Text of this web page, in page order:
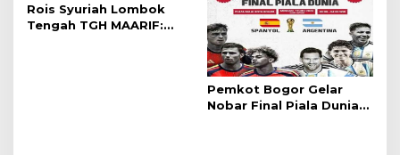
Rois Syuriah Lombok
Tengah TGH MAARIF:
Pemkot Bogor Gelar
Nobar Final Piala Dunia